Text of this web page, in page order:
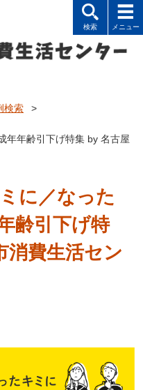
検索
>
年年齢引下げ特集 by 名古屋
に／なった
齢引下げ特
消費生活セン